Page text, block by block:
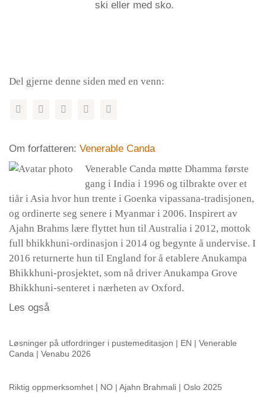
ski eller med sko.
Del gjerne denne siden med en venn:
Om forfatteren: Venerable Canda
Venerable Canda møtte Dhamma første
gang i India i 1996 og tilbrakte over et
tiår i Asia hvor hun trente i Goenka vipassana-tradisjonen,
og ordinerte seg senere i Myanmar i 2006. Inspirert av
Ajahn Brahms lære flyttet hun til Australia i 2012, mottok
full bhikkhuni-ordinasjon i 2014 og begynte å undervise. I
2016 returnerte hun til England for å etablere Anukampa
Bhikkhuni-prosjektet, som nå driver Anukampa Grove
Bhikkhuni-senteret i nærheten av Oxford.
Les også
Løsninger på utfordringer i pustemeditasjon | EN | Venerable
Canda | Venabu 2026
Riktig oppmerksomhet | NO | Ajahn Brahmali | Oslo 2025